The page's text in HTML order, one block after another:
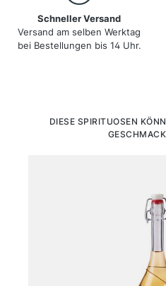
Schneller Versand
Versand am selben Werktag
bei Bestellungen bis 14 Uhr.
Produktgalerie überspringen
DIESE SPIRITUOSEN